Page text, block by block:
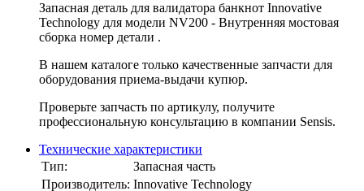
Запасная деталь для валидатора банкнот Innovative
Technology для модели NV200 - Внутренняя мостовая
сборка номер детали .
В нашем каталоге только качественные запчасти для
оборудования приема-выдачи купюр.
Проверьте запчасть по артикулу, получите
профессиональную консультацию в компании Sensis.
Технические характеристики
Тип:
Запасная часть
Производитель: Innovative Technology